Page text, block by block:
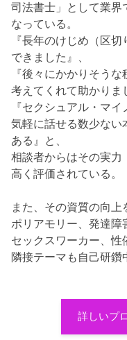
司法書士」として業界
なっている。
『長年のけじめ（区
できました』、
『後々にかかりそう
考えてくれて助かりま
『セクシュアル・マ
気軽に話せる数少ない
ある』と、
相談者からはその実力
高く評価されている。
また、その資質の向上
ポリアモリー、発達障
セックスワーカー、
隣接テーマも自己研鑽
詳しいプ